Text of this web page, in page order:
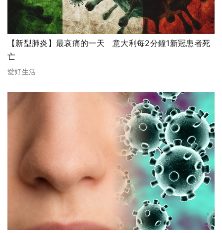
【新型肺炎】最哀痛的一天 意大利每2分鐘1新冠患者死
亡
愛好生活